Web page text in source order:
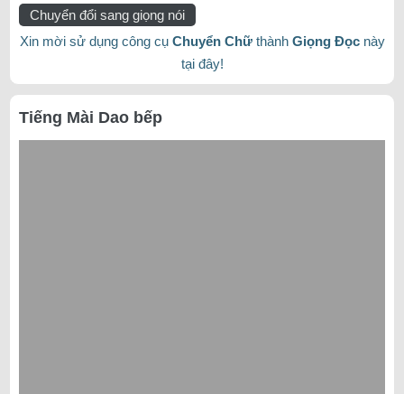
Chuyển đổi sang giọng nói
Xin mời sử dụng công cụ Chuyển Chữthành Giọng Đọcnày
tại đây!
Tiếng Mài Dao bếp